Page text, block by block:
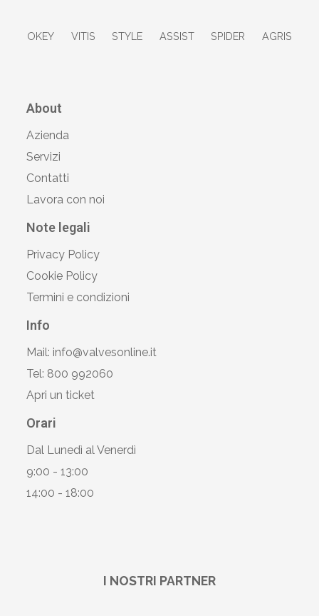
OKEY VITIS STYLE ASSIST SPIDER AGRIS
About
Azienda
Servizi
Contatti
Lavora con noi
Note legali
Privacy Policy
Cookie Policy
Termini e condizioni
Info
Mail: info@valvesonline.it
Tel: 800 992060
Apri un ticket
Orari
Dal Lunedì al Venerdì
9:00 - 13:00
14:00 - 18:00
I NOSTRI PARTNER